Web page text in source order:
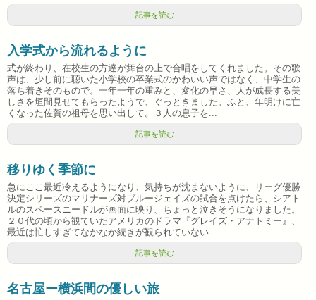
記事を読む
入学式から流れるように
式が終わり、在校生の方達が舞台の上で合唱をしてくれました。その歌
声は、少し前に聴いた小学校の卒業式のかわいい声ではなく、中学生の
落ち着きそのもので。一年一年の重みと、変化の早さ、人が成長する美
しさを垣間見せてもらったようで、ぐっときました。ふと、年明けに亡
くなった佐賀の祖母を思い出して。３人の息子を...
記事を読む
移りゆく季節に
急にここ最近冷えるようになり、気持ちが沈まないように、リーグ優勝
決定シリーズのマリナーズ対ブルージェイズの試合を点けたら、シアト
ルのスペースニードルが画面に映り、ちょっと泣きそうになりました。
２０代の頃から観ていたアメリカのドラマ『グレイズ・アナトミー』、
最近は忙しすぎてなかなか続きが観られていない...
記事を読む
名古屋ー横浜間の優しい旅